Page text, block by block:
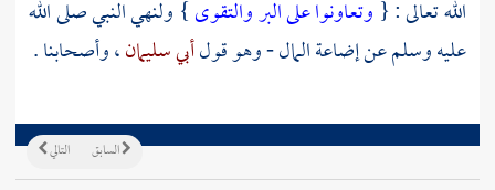
الله تعالى : { وتعاونوا على البر والتقوى} ولنهي النبي صلى الله
عليه وسلم عن إضاعة المال - وهو قولأبي سليمان، وأصحابنا .
التالي السابق